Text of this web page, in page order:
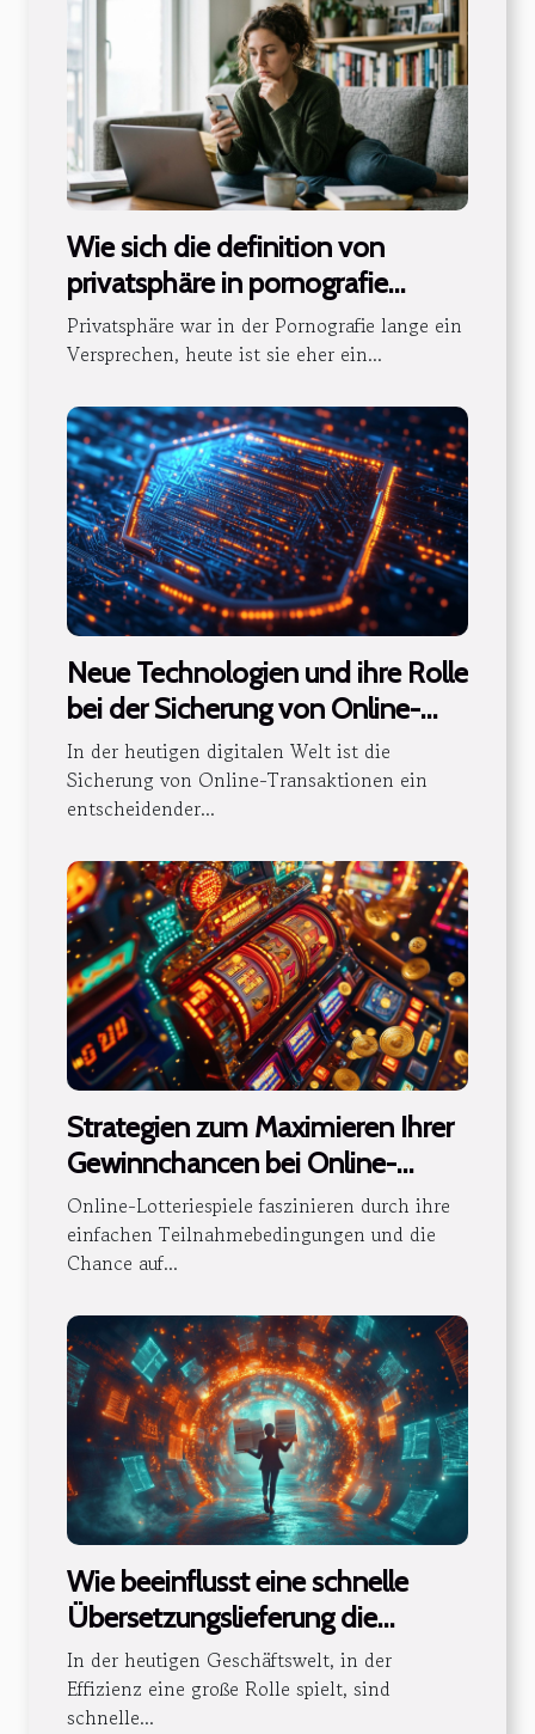
Wie sich die definition von
privatsphäre in pornografie
verändert
Privatsphäre war in der Pornografie lange ein
Versprechen, heute ist sie eher ein...
Neue Technologien und ihre Rolle
bei der Sicherung von Online-
Transaktionen
In der heutigen digitalen Welt ist die
Sicherung von Online-Transaktionen ein
entscheidender...
Strategien zum Maximieren Ihrer
Gewinnchancen bei Online-
Lotteriespielen
Online-Lotteriespiele faszinieren durch ihre
einfachen Teilnahmebedingungen und die
Chance auf...
Wie beeinflusst eine schnelle
Übersetzungslieferung die
Dokumentenauthentizität?
In der heutigen Geschäftswelt, in der
Effizienz eine große Rolle spielt, sind
schnelle...